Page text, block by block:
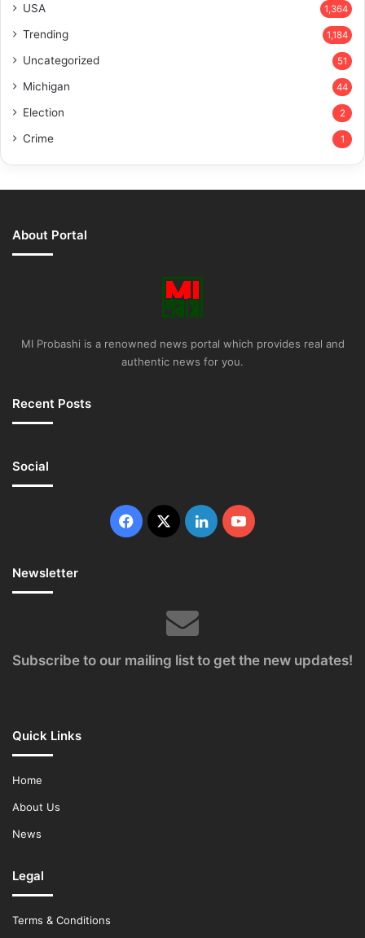
USA 1,364
Trending 1,184
Uncategorized 51
Michigan 44
Election 2
Crime 1
About Portal
MI Probashi is a renowned news portal which provides real and
authentic news for you.
Recent Posts
Social
Facebook
X LinkedInYouTube
Newsletter
Subscribe to our mailing list to get the new updates!
Quick Links
Home
About Us
News
Legal
Terms & Conditions